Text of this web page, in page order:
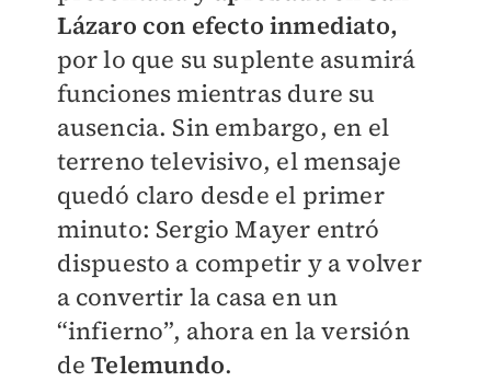
Lázaro con efecto inmediato,
por lo que su suplente asumirá
funciones mientras dure su
ausencia. Sin embargo, en el
terreno televisivo, el mensaje
quedó claro desde el primer
minuto: Sergio Mayer entró
dispuesto a competir y a volver
a convertir la casa en un
“infierno”, ahora en la versión
deTelemundo.